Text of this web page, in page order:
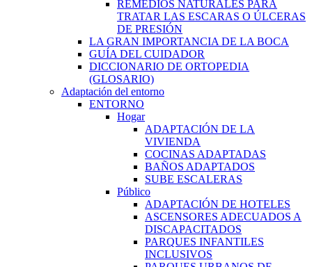
REMEDIOS NATURALES PARA
TRATAR LAS ESCARAS O ÚLCERAS
DE PRESIÓN
LA GRAN IMPORTANCIA DE LA BOCA
GUÍA DEL CUIDADOR
DICCIONARIO DE ORTOPEDIA
(GLOSARIO)
Adaptación del entorno
ENTORNO
Hogar
ADAPTACIÓN DE LA
VIVIENDA
COCINAS ADAPTADAS
BAÑOS ADAPTADOS
SUBE ESCALERAS
Público
ADAPTACIÓN DE HOTELES
ASCENSORES ADECUADOS A
DISCAPACITADOS
PARQUES INFANTILES
INCLUSIVOS